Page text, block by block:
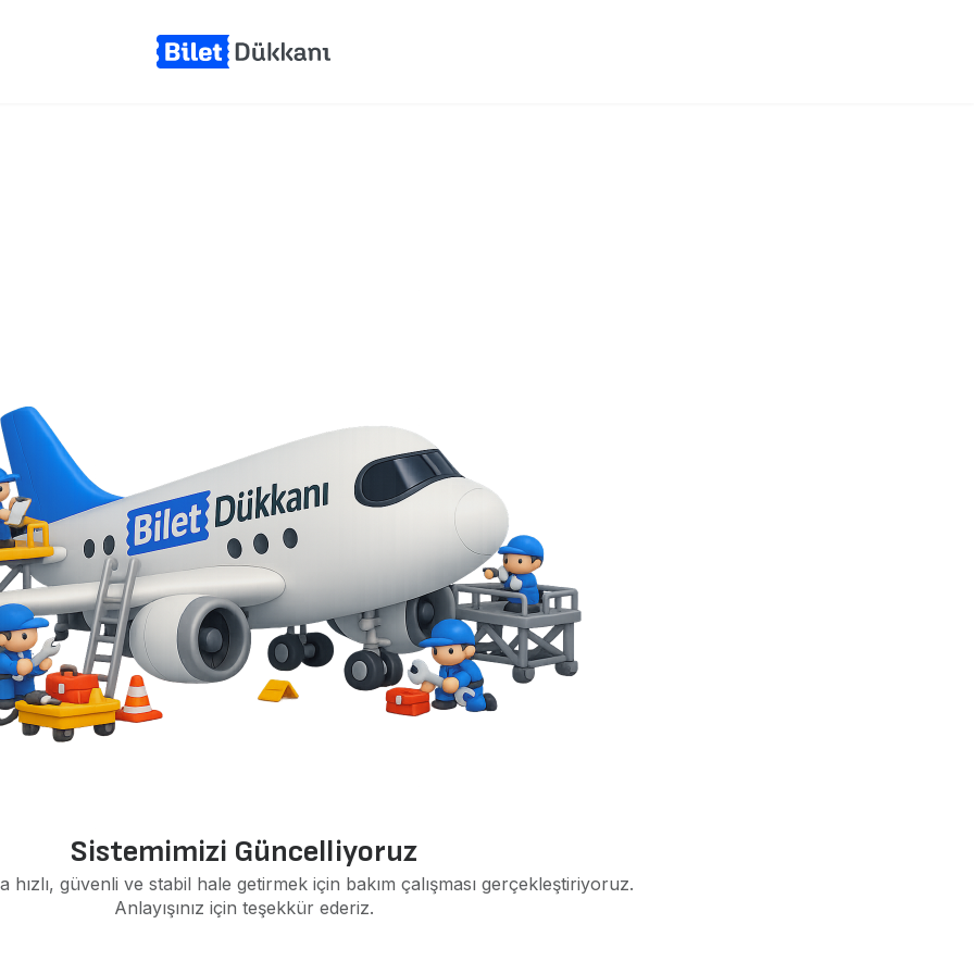
Sistemimizi Güncelliyoruz
hızlı, güvenli ve stabil hale getirmek için bakım çalışması gerçekleştiriyoruz.
Anlayışınız için teşekkür ederiz.